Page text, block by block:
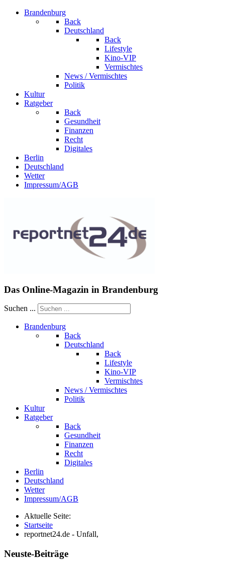
Brandenburg
Back
Deutschland
Back
Lifestyle
Kino-VIP
Vermischtes
News / Vermischtes
Politik
Kultur
Ratgeber
Back
Gesundheit
Finanzen
Recht
Digitales
Berlin
Deutschland
Wetter
Impressum/AGB
Das Online-Magazin in Brandenburg
Suchen ...
Brandenburg
Back
Deutschland
Back
Lifestyle
Kino-VIP
Vermischtes
News / Vermischtes
Politik
Kultur
Ratgeber
Back
Gesundheit
Finanzen
Recht
Digitales
Berlin
Deutschland
Wetter
Impressum/AGB
Aktuelle Seite:
Startseite
reportnet24.de - Unfall,
Neuste-Beiträge